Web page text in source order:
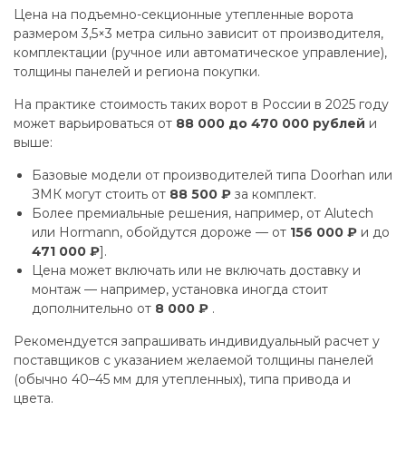
Цена на подъемно-секционные утепленные ворота
размером 3,5×3 метра сильно зависит от производителя,
комплектации (ручное или автоматическое управление),
толщины панелей и региона покупки.
На практике стоимость таких ворот в России в 2025 году
может варьироваться от 88 000 до 470 000 рублей и
выше:
Базовые модели от производителей типа Doorhan или
ЗМК могут стоить от 88 500 ₽ за комплект.
Более премиальные решения, например, от Alutech
или Hormann, обойдутся дороже — от 156 000 ₽ и до
471 000 ₽].
Цена может включать или не включать доставку и
монтаж — например, установка иногда стоит
дополнительно от 8 000 ₽ .
Рекомендуется запрашивать индивидуальный расчет у
поставщиков с указанием желаемой толщины панелей
(обычно 40–45 мм для утепленных), типа привода и
цвета.